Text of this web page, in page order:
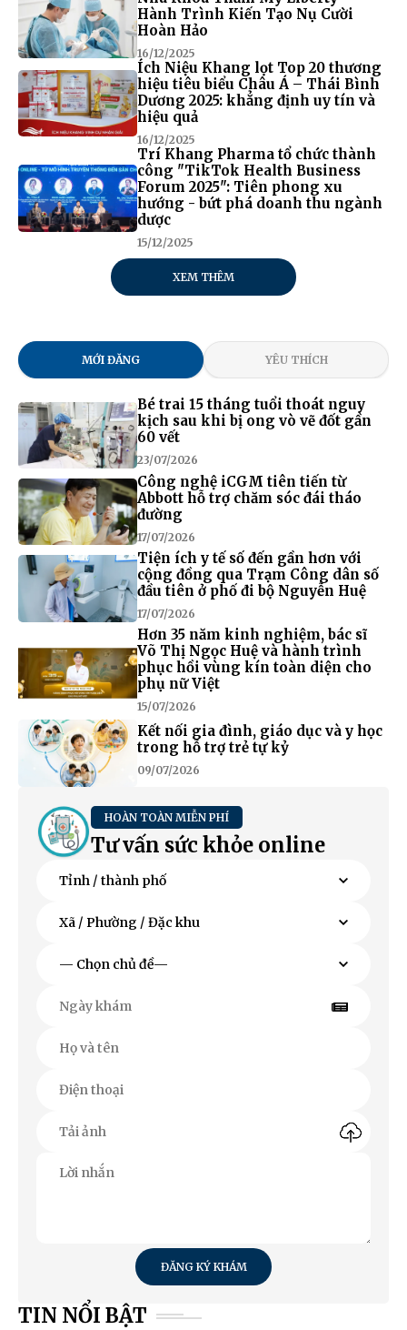
Hành Trình Kiến Tạo Nụ Cười
Hoàn Hảo
16/12/2025
Ích Niệu Khang lọt Top 20 thương
hiệu tiêu biểu Châu Á – Thái Bình
Dương 2025: khẳng định uy tín và
hiệu quả
16/12/2025
Trí Khang Pharma tổ chức thành
công "TikTok Health Business
Forum 2025": Tiên phong xu
hướng - bứt phá doanh thu ngành
dược
15/12/2025
XEM THÊM
MỚI ĐĂNG YÊU THÍCH
Bé trai 15 tháng tuổi thoát nguy
kịch sau khi bị ong vò vẽ đốt gần
60 vết
23/07/2026
Công nghệ iCGM tiên tiến từ
Abbott hỗ trợ chăm sóc đái tháo
đường
17/07/2026
Tiện ích y tế số đến gần hơn với
cộng đồng qua Trạm Công dân số
đầu tiên ở phố đi bộ Nguyễn Huệ
17/07/2026
Hơn 35 năm kinh nghiệm, bác sĩ
Võ Thị Ngọc Huệ và hành trình
phục hồi vùng kín toàn diện cho
phụ nữ Việt
15/07/2026
Kết nối gia đình, giáo dục và y học
trong hỗ trợ trẻ tự kỷ
09/07/2026
HOÀN TOÀN MIỄN PHÍ
Tư vấn sức khỏe online
ĐĂNG KÝ KHÁM
TIN NỔI BẬT